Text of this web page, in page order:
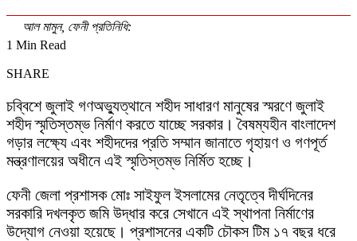
আল মামুন, ফেনী প্রতিনিধি:
1 Min Read
SHARE
চব্বিশে জুলাই গণঅভ্যুত্থানে শহীদ সাধারণ মানুষের স্মরণে জুলাই
শহীদ স্মৃতিস্তম্ভ নির্মাণ করতে যাচ্ছে সরকার। বৈষম্যহীন বাংলাদেশ
গড়ার লক্ষ্যে এবং শহীদদের প্রতি সম্মান জানাতে গৃহায়ণ ও গণপূর্ত
মন্ত্রণালয়ের অধীনে এই স্মৃতিস্তম্ভ নির্মিত হচ্ছে।
ফেনী জেলা প্রশাসক মোঃ সাইফুল ইসলামের নেতৃত্বে দীর্ঘদিনের
সরকারি দখলকৃত জমি উদ্ধার করে সেখানে এই স্থাপনা নির্মাণের
উদ্যোগ নেওয়া হয়েছে। প্রশাসনের একটি চৌকস টিম ১৭ বছর ধরে